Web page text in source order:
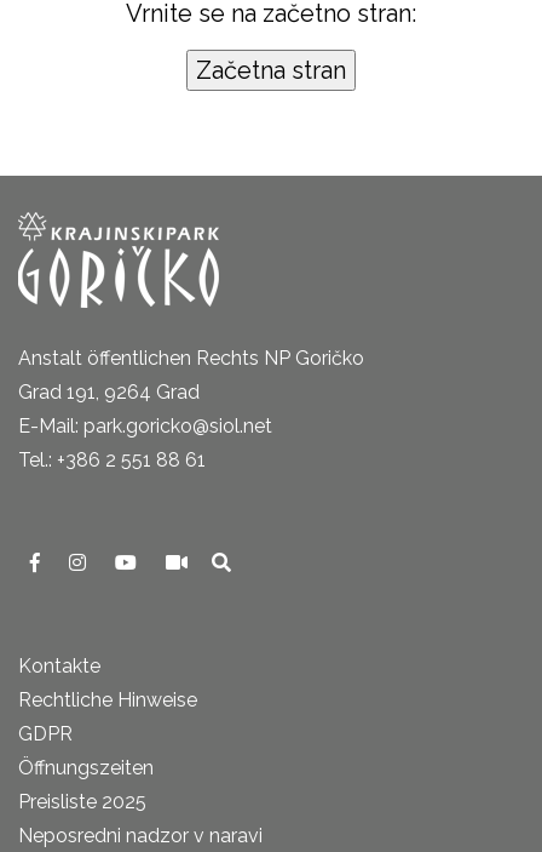
Vrnite se na začetno stran:
Anstalt öffentlichen Rechts NP Goričko
Grad 191, 9264 Grad
E-Mail: park.goricko@siol.net
Tel.: +386 2 551 88 61
Kontakte
Rechtliche Hinweise
GDPR
Öffnungszeiten
Preisliste 2025
Neposredni nadzor v naravi